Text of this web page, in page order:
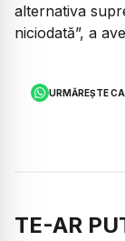
alternativa
niciodată”, a
URMĂREȘTE
TE-AR